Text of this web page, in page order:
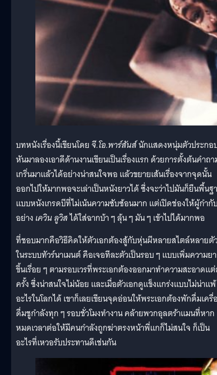
บทหนังเรื่องนี้เขียนโดยจี.โอ.พาร์สันส์นักแสดงหนุ่มตัวประกอ
หันมาลองเอาดีด้านงานเขียนเป็นเรื่องแรก ด้วยการตั้งต้นคำถ
เกริ่นมาแล้วได้อย่างน่าสนใจพอ แล้วขยายเส้นเรื่องจากจุดนั้น
ออกไปให้มากพอจะเล่าเป็นหนังยาวได้ ซึ่งจะว่าไปมันก็ยืนพื้นฐ
แบบหนังเกรดบีที่ไม่เน้นความซับซ้อนมาก แต่เปิดช่องให้ผู้กำกั
อย่างเควิน ลูวิสได้ใส่ฉากบ้า ๆ ลุ้น ๆ มัน ๆ เข้าไปได้มากพอ
ที่ชอบมากคือวิธีคิดให้ตัวเอกต้องสู้กับหุ่นผีหลายสไตล์หลายตั
ในระบบทัวร์นาเมนต์ คือเจอทีละตัวเป็นรอบ ๆ แบบเพิ่มความย
ขึ้นเรื่อย ๆ ตามรอบเวรที่พระเอกต้องออกมาทำความสะอาดแ
ครั้ง ซึ่งน่าสนใจไม่น้อย และเมื่อตัวเอกดูแข็งแกร่งแบบไม่น่าแพ้
อะไรในโลกได้ เขาก็เลยเขียนจุดอ่อนให้พระเอกต้องพักดื่มเครื่
ดื่มชูกำลังทุก ๆ รอบชั่วโมงทำงาน คล้ายพวกอุลตร้าแมนที่หาก
หมดเวลาต่อให้มีคนกำลังถูกฆ่าตรงหน้าพี่แกก็ไม่สนใจ ก็เป็น
อะไรที่เหวอรับประทานดีเช่นกัน